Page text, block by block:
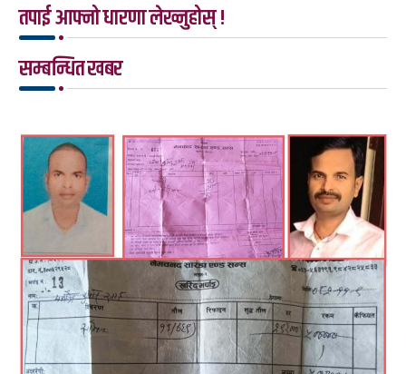
तपाई आफ्नो धारणा लेख्नुहोस् !
सम्बन्धित खबर